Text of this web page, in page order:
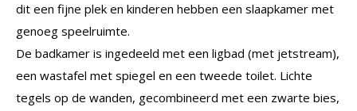
dit een fijne plek en kinderen hebben een slaapkamer met
genoeg speelruimte.
De badkamer is ingedeeld met een ligbad (met jetstream),
een wastafel met spiegel en een tweede toilet. Lichte
tegels op de wanden, gecombineerd met een zwarte bies,